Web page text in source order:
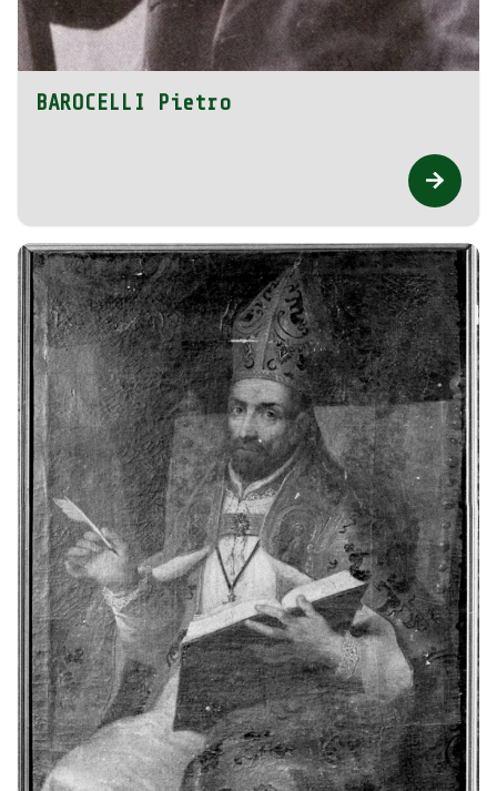
BAROCELLI Pietro